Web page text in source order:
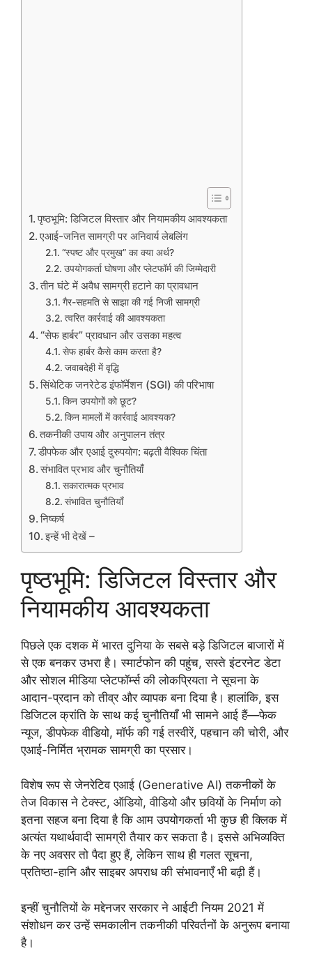
पृष्ठभूमि: डिजिटल विस्तार और नियामकीय आवश्यकता
एआई-जनित सामग्री पर अनिवार्य लेबलिंग
“स्पष्ट और प्रमुख” का क्या अर्थ?
उपयोगकर्ता घोषणा और प्लेटफॉर्म की जिम्मेदारी
तीन घंटे में अवैध सामग्री हटाने का प्रावधान
गैर-सहमति से साझा की गई निजी सामग्री
त्वरित कार्रवाई की आवश्यकता
“सेफ हार्बर” प्रावधान और उसका महत्व
सेफ हार्बर कैसे काम करता है?
जवाबदेही में वृद्धि
सिंथेटिक जनरेटेड इंफॉर्मेशन (SGI) की परिभाषा
किन उपयोगों को छूट?
किन मामलों में कार्रवाई आवश्यक?
तकनीकी उपाय और अनुपालन तंत्र
डीपफेक और एआई दुरुपयोग: बढ़ती वैश्विक चिंता
संभावित प्रभाव और चुनौतियाँ
सकारात्मक प्रभाव
संभावित चुनौतियाँ
निष्कर्ष
इन्हें भी देखें –
पृष्ठभूमि: डिजिटल विस्तार और
नियामकीय आवश्यकता
पिछले एक दशक में भारत दुनिया के सबसे बड़े डिजिटल बाजारों में
से एक बनकर उभरा है। स्मार्टफोन की पहुंच, सस्ते इंटरनेट डेटा
और सोशल मीडिया प्लेटफॉर्म्स की लोकप्रियता ने सूचना के
आदान-प्रदान को तीव्र और व्यापक बना दिया है। हालांकि, इस
डिजिटल क्रांति के साथ कई चुनौतियाँ भी सामने आई हैं—फेक
न्यूज, डीपफेक वीडियो, मॉर्फ की गई तस्वीरें, पहचान की चोरी, और
एआई-निर्मित भ्रामक सामग्री का प्रसार।
विशेष रूप से जेनरेटिव एआई (Generative AI) तकनीकों के
तेज विकास ने टेक्स्ट, ऑडियो, वीडियो और छवियों के निर्माण को
इतना सहज बना दिया है कि आम उपयोगकर्ता भी कुछ ही क्लिक में
अत्यंत यथार्थवादी सामग्री तैयार कर सकता है। इससे अभिव्यक्ति
के नए अवसर तो पैदा हुए हैं, लेकिन साथ ही गलत सूचना,
प्रतिष्ठा-हानि और साइबर अपराध की संभावनाएँ भी बढ़ी हैं।
इन्हीं चुनौतियों के मद्देनजर सरकार ने आईटी नियम 2021 में
संशोधन कर उन्हें समकालीन तकनीकी परिवर्तनों के अनुरूप बनाया
है।